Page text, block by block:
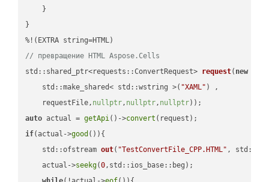
    }
}
// превращение HTML Aspose.Cells
std::shared_ptr<requests::ConvertRequest> request( new
    std::make_shared< std::wstring >(
"XAML" ) ,
    requestFile,
nullptr, nullptr, nullptr))
auto actual = getApi()->convert
if(actual->good ()){
std::ofstream out( "TestConvertFile_CPP.HTML" ,
    actual->
seekg(0,std::ios_base::beg);